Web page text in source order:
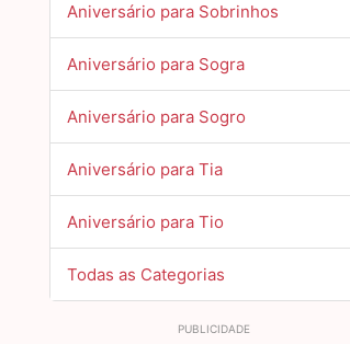
Aniversário para Sobrinhos
Aniversário para Sogra
Aniversário para Sogro
Aniversário para Tia
Aniversário para Tio
Todas as Categorias